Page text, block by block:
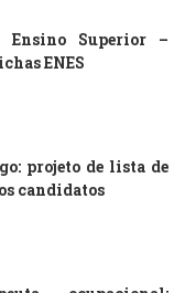
Ensino Superior –
ENES
projeto de lista de
candidatos